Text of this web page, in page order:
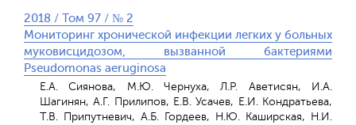
2018 / Том 97 / № 2
Мониторинг хронической инфекции легких у больных
муковисцидозом, вызванной бактериями
Pseudomonas аeruginosa
Е.А. Сиянова, М.Ю. Чернуха, Л.Р. Аветисян, И.А.
Шагинян, А.Г. Прилипов, Е.В. Усачев, Е.И. Кондратьева,
Т.В. Припутневич, А.Б. Гордеев, Н.Ю. Каширская, Н.И.